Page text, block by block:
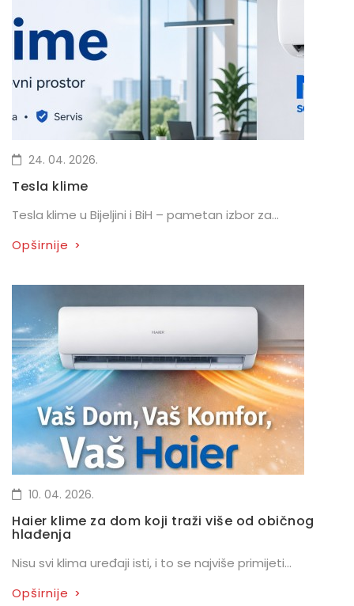
24. 04. 2026.
Tesla klime
Tesla klime u Bijeljini i BiH – pametan izbor za...
Opširnije >
10. 04. 2026.
Haier klime za dom koji traži više od običnog
hlađenja
Nisu svi klima uređaji isti, i to se najviše primijeti...
Opširnije >